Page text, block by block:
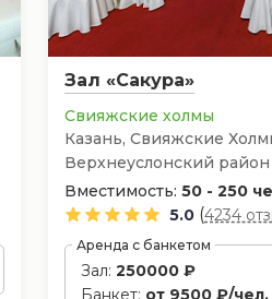
Зал «Сакура»
Свияжские холмы
Казань, ​Свияжские
Верхнеуслонский район
Вместимость:50 - 250
5.0 (4234
Аренда с банкетом
Зал:250000 ₽
Банкет: от 9500 ₽/чел.